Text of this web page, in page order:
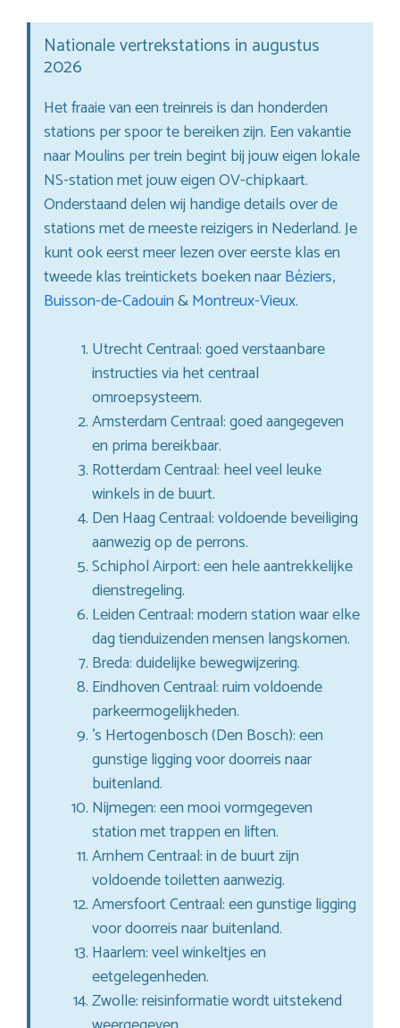
Nationale vertrekstations in augustus
2026
Het fraaie van een treinreis is dan honderden
stations per spoor te bereiken zijn. Een vakantie
naar Moulins per trein begint bij jouw eigen lokale
NS-station met jouw eigen OV-chipkaart.
Onderstaand delen wij handige details over de
stations met de meeste reizigers in Nederland. Je
kunt ook eerst meer lezen over eerste klas en
tweede klas treintickets boeken naarBéziers,
Buisson-de-Cadouin&Montreux-Vieux.
Utrecht Centraal: goed verstaanbare
instructies via het centraal
omroepsysteem.
Amsterdam Centraal: goed aangegeven
en prima bereikbaar.
Rotterdam Centraal: heel veel leuke
winkels in de buurt.
Den Haag Centraal: voldoende beveiliging
aanwezig op de perrons.
Schiphol Airport: een hele aantrekkelijke
dienstregeling.
Leiden Centraal: modern station waar elke
dag tienduizenden mensen langskomen.
Breda: duidelijke bewegwijzering.
Eindhoven Centraal: ruim voldoende
parkeermogelijkheden.
’s Hertogenbosch (Den Bosch): een
gunstige ligging voor doorreis naar
buitenland.
Nijmegen: een mooi vormgegeven
station met trappen en liften.
Arnhem Centraal: in de buurt zijn
voldoende toiletten aanwezig.
Amersfoort Centraal: een gunstige ligging
voor doorreis naar buitenland.
Haarlem: veel winkeltjes en
eetgelegenheden.
Zwolle: reisinformatie wordt uitstekend